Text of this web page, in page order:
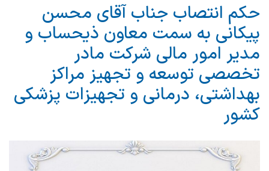
حکم انتصاب جناب آقای محسن
پیکانی به سمت معاون ذیحساب و
مدیر امور مالی شرکت مادر
تخصصی توسعه و تجهیز مراکز
بهداشتی، درمانی و تجهیزات پزشکی
کشور